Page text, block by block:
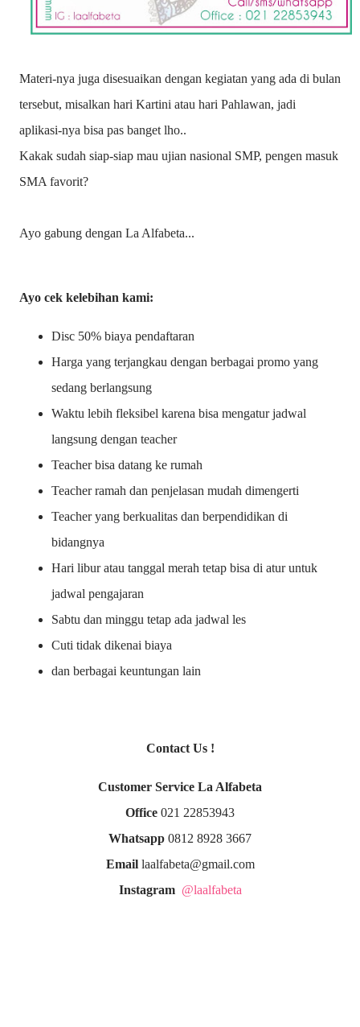
Materi-nya juga disesuaikan dengan kegiatan yang ada di bulan
tersebut, misalkan hari Kartini atau hari Pahlawan, jadi
aplikasi-nya bisa pas banget lho..
Kakak sudah siap-siap mau ujian nasional SMP, pengen masuk
SMA favorit?
Ayo gabung dengan La Alfabeta...
Ayo cek kelebihan kami:
Disc 50% biaya pendaftaran
Harga yang terjangkau dengan berbagai promo yang
sedang berlangsung
Waktu lebih fleksibel karena bisa mengatur jadwal
langsung dengan teacher
Teacher bisa datang ke rumah
Teacher ramah dan penjelasan mudah dimengerti
Teacher yang berkualitas dan berpendidikan di
bidangnya
Hari libur atau tanggal merah tetap bisa di atur untuk
jadwal pengajaran
Sabtu dan minggu tetap ada jadwal les
Cuti tidak dikenai biaya
dan berbagai keuntungan lain
Contact Us !
Customer Service La Alfabeta
Office 021 22853943
Whatsapp 0812 8928 3667
Emaillaalfabeta@gmail.com
Instagram @laalfabeta